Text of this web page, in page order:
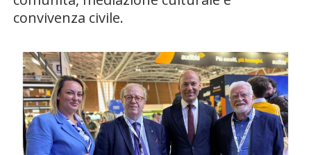
convivenza civile.